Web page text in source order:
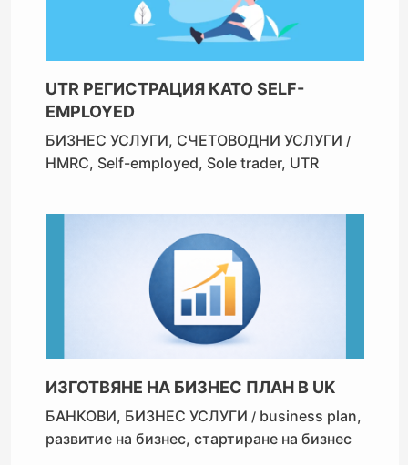
UTR РЕГИСТРАЦИЯ КАТО SELF-
EMPLOYED
БИЗНЕС УСЛУГИ, СЧЕТОВОДНИ УСЛУГИ /
HMRC, Self-employed, Sole trader, UTR
ИЗГОТВЯНЕ НА БИЗНЕС ПЛАН В UK
БАНКОВИ, БИЗНЕС УСЛУГИ / business plan,
развитие на бизнес,стартиране на бизнес